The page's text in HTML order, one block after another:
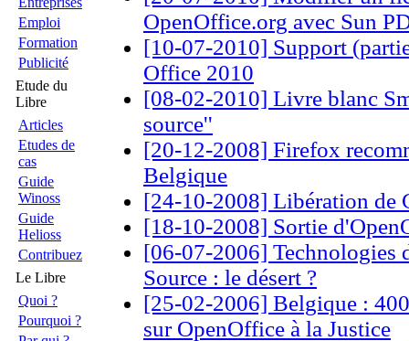
Emploi
Formation
Publicité
Etude du
Libre
Articles
Etudes de
cas
Guide
Winoss
Guide
Helioss
Contribuez
Le Libre
Quoi ?
Pourquoi ?
OpenOffice.org avec Sun
[10-07-2010] Support
Office 2010
[08-02-2010] Livre blanc
source''
[20-12-2008] Firefox
Belgique
[24-10-2008] Libération de
[18-10-2008] Sortie
[06-07-2006] Technologies
Source : le désert ?
[25-02-2006] Belgique :
sur OpenOffice à la Justice